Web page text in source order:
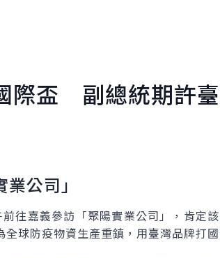
際盃 副總統期許
公司」
往嘉義參訪「聚陽實業公司」，肯定
球防疫物資生產重鎮，用臺灣品牌打